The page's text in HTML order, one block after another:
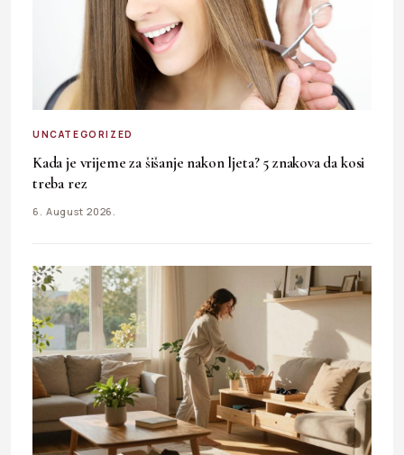
UNCATEGORIZED
Kada je vrijeme za šišanje nakon ljeta? 5 znakova da kosi
treba rez
6. August 2026.